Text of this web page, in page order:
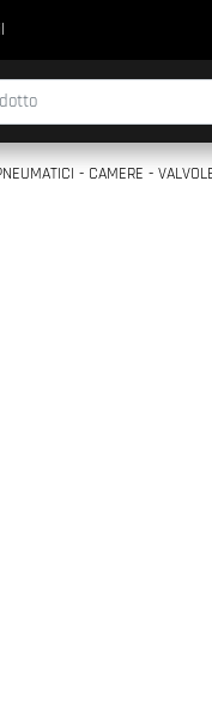
filtro aggiorna
- CAMERE -